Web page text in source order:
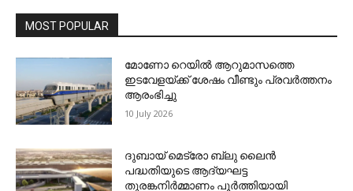
MOST POPULAR
മോണോ റെയില്‍ ആറുമാസത്തെ
ഇടവേളയ്ക്ക് ശേഷം വീണ്ടും പ്രവര്‍ത്തനം
ആരംഭിച്ചു
10 July 2026
ദുബായ് മെട്രോ ബ്ലു ലൈന്‍
പദ്ധതിയുടെ ആദ്യഘട്ട
തുരങ്കനിര്‍മ്മാണം പൂര്‍ത്തിയായി